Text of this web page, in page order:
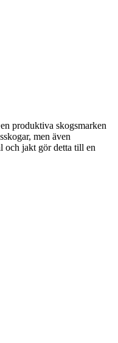
produktiva skogsmarken
men även
och jakt gör detta till en